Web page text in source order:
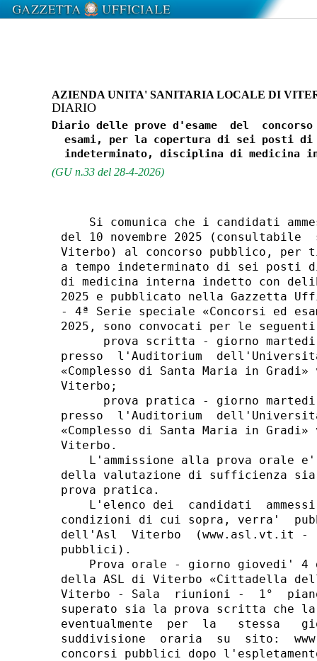
AZIENDA UNITA' SANITARIA LOCALE DI
DIARIO
Diario delle prove d'esame  del
esami, per la copertura di sei posti
(GU n.33 del 28-4-2026)
Si comunica che i candidati
del 10 novembre 2025
Viterbo) al concorso pubblico,
a tempo indeterminato di sei
di medicina interna indetto con
2025 e pubblicato nella Gazzetta
- 4ª Serie speciale «Concorsi ed
2025, sono convocati per le
prova scritta - giorno
presso  l'Auditorium
«Complesso di Santa Maria in
Viterbo;
prova pratica - giorno
presso  l'Auditorium
«Complesso di Santa Maria in
Viterbo.
L'ammissione alla prova orale
della valutazione di sufficienza
prova pratica.
L'elenco dei  candidati
condizioni di cui sopra, verra'
dell'Asl  Viterbo  (www.asl.vt.it -
pubblici).
Prova orale - giorno giovedi' 4
della ASL di Viterbo «Cittadella
Viterbo - Sala  riunioni -  1°
superato sia la prova scritta che
eventualmente  per  la   stessa
suddivisione  oraria  su  sito:
concorsi pubblici dopo